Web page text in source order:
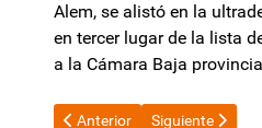
Alem, se alistó en la
en tercer lugar de la lista
a la Cámara Baja
Artículo anterior: Guillermo
Anterior Artículo
Siguiente